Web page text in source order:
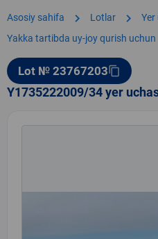
Asosiy sahifa chevron_right Lotlar chevron_right
Yakka tartibda uy-joy qurish uchun
Lot № 23767203content_copy
Y1735222009/34 yer